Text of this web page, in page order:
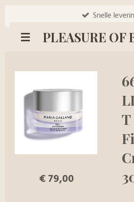
PLEASURE OF
Snelle
T
€ 79,00